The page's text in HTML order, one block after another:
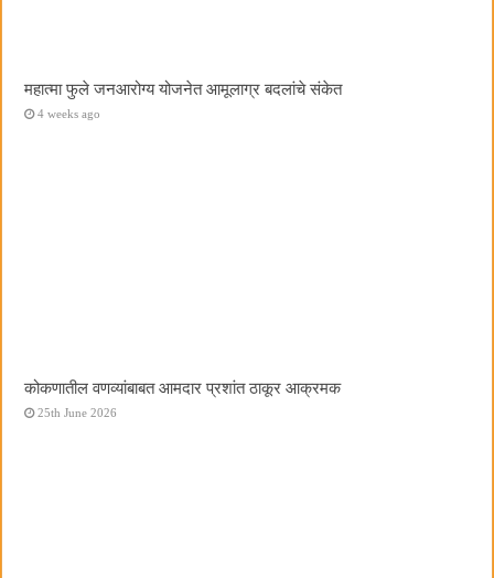
महात्मा फुले जनआरोग्य योजनेत आमूलाग्र बदलांचे संकेत
4 weeks ago
कोकणातील वणव्यांबाबत आमदार प्रशांत ठाकूर आक्रमक
25th June 2026